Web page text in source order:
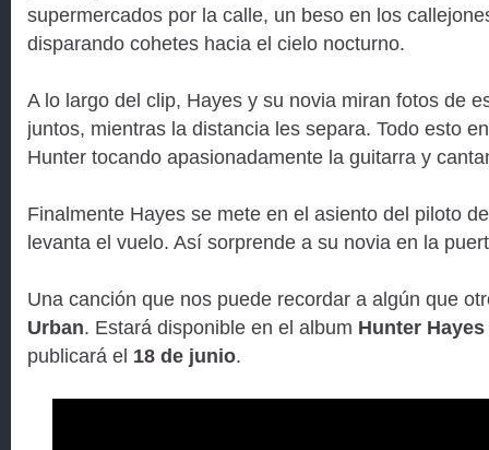
supermercados por la calle, un beso en los
disparando cohetes hacia el cielo nocturno.
A lo largo del clip, Hayes y su novia miran fotos de
juntos, mientras la distancia les separa. Todo esto
Hunter tocando apasionadamente la guitarra y
Finalmente Hayes se mete en el asiento del piloto
levanta el vuelo. Así sorprende a su novia en la
Una canción que nos puede recordar a algún que
Urban. Estará disponible en el album Hunter
publicará el 18 de junio.